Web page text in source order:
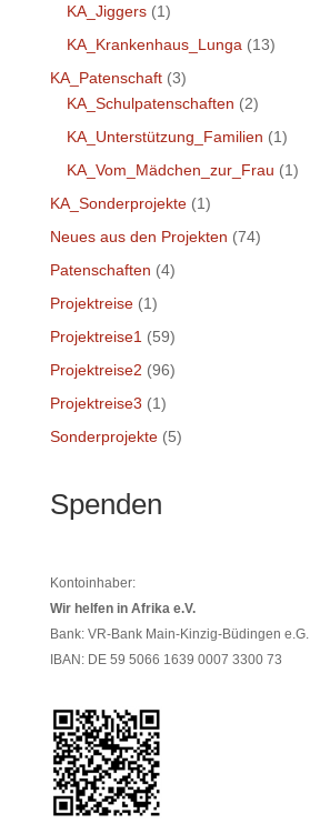
KA_Jiggers(1)
KA_Krankenhaus_Lunga (13)
KA_Patenschaft(3)
KA_Schulpatenschaften (2)
KA_Unterstützung_Familien (1)
KA_Vom_Mädchen_zur_Frau (1)
KA_Sonderprojekte(1)
Neues aus den Projekten (74)
Patenschaften (4)
Projektreise(1)
Projektreise1 (59)
Projektreise2 (96)
Projektreise3 (1)
Sonderprojekte(5)
Spenden
Kontoinhaber:
Wir helfen in Afrika e.V.
Bank: VR-Bank Main-Kinzig-Büdingen e.G.
IBAN: DE 59 5066 1639 0007 3300 73